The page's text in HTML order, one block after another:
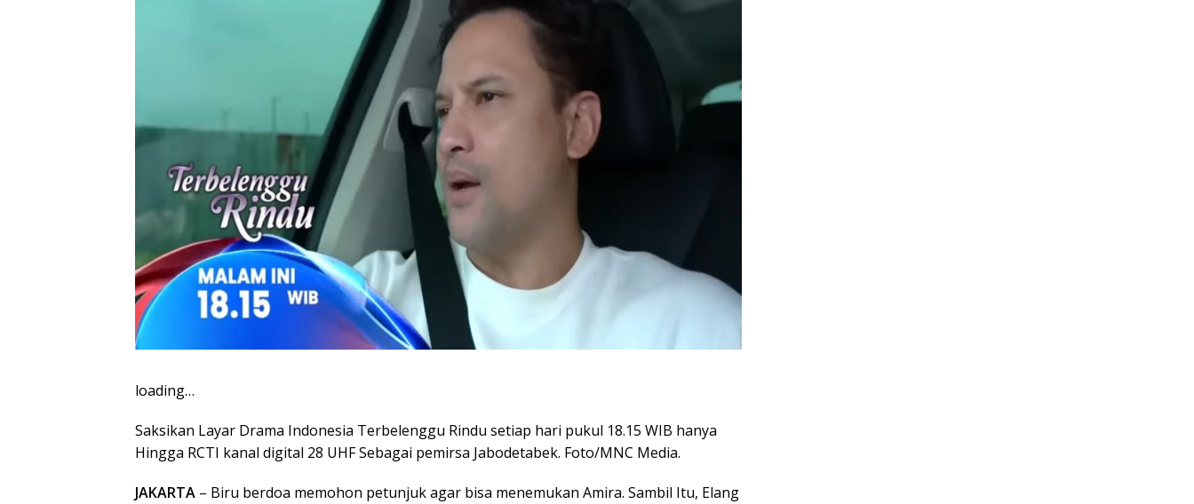
loading…
Saksikan Layar Drama Indonesia Terbelenggu Rindu setiap hari pukul 18.15 WIB hanya
Hingga RCTI kanal digital 28 UHF Sebagai pemirsa Jabodetabek. Foto/MNC Media.
JAKARTA – Biru berdoa memohon petunjuk agar bisa menemukan Amira. Sambil Itu, Elang